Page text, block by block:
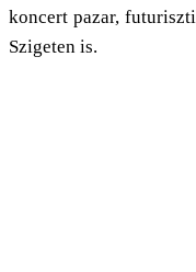
koncert pazar,
Szigeten is.